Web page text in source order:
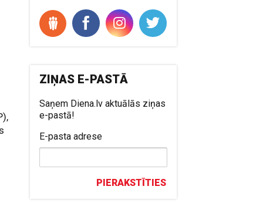
ZIŅAS E-PASTĀ
Saņem Diena.lv aktuālās ziņas
e-pastā!
E-pasta adrese
PIERAKSTĪTIES